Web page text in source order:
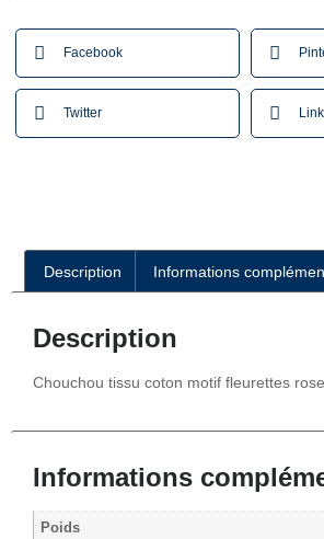
Facebook
Twitter
Description Informations
Description
Chouchou tissu coton motif fleurettes
Informations
Poids